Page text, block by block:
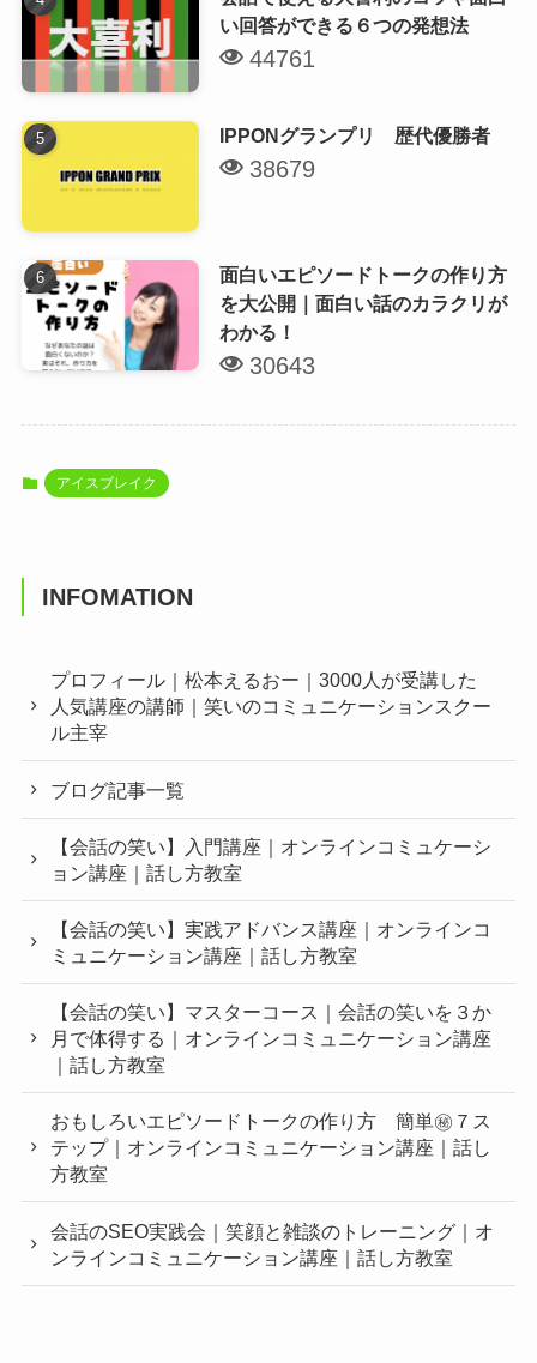
い回答ができる６つの発想法
44761
IPPONグランプリ 歴代優勝者
38679
面白いエピソードトークの作り方
を大公開｜面白い話のカラクリが
わかる！
30643
アイスブレイク
INFOMATION
プロフィール｜松本えるおー｜3000人が受講した
人気講座の講師｜笑いのコミュニケーションスクー
ル主宰
ブログ記事一覧
【会話の笑い】入門講座｜オンラインコミュケーシ
ョン講座｜話し方教室
【会話の笑い】実践アドバンス講座｜オンラインコ
ミュニケーション講座｜話し方教室
【会話の笑い】マスターコース｜会話の笑いを３か
月で体得する｜オンラインコミュニケーション講座
｜話し方教室
おもしろいエピソードトークの作り方 簡単㊙︎７ス
テップ｜オンラインコミュニケーション講座｜話し
方教室
会話のSEO実践会｜笑顔と雑談のトレーニング｜オ
ンラインコミュニケーション講座｜話し方教室